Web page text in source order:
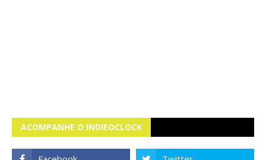
ACOMPANHE O INDIEOCLOCK